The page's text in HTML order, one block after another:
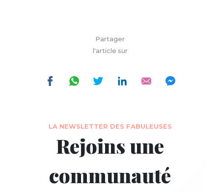
Partager
l'article sur
LA NEWSLETTER DES FABULEUSES
Rejoins une
communauté